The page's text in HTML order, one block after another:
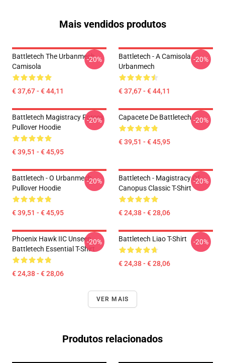
Mais vendidos produtos
Battletech The Urbanmech
Camisola
€ 37,67 - € 44,11
-20%
Battletech - A Camisola
Urbanmech
€ 37,67 - € 44,11
-20%
Battletech Magistracy Forces
Pullover Hoodie
€ 39,51 - € 45,95
-20% Capacete De Battletech
€ 39,51 - € 45,95
-20%
Battletech - O Urbanmech
Pullover Hoodie
€ 39,51 - € 45,95
-20%
Battletech - Magistracy Of
Canopus Classic T-Shirt
€ 24,38 - € 28,06
-20%
Phoenix Hawk IIC Unseen
Battletech Essential T-Shirt
€ 24,38 - € 28,06
-20% Battletech Liao T-Shirt
€ 24,38 - € 28,06
-20%
VER MAIS
Produtos relacionados